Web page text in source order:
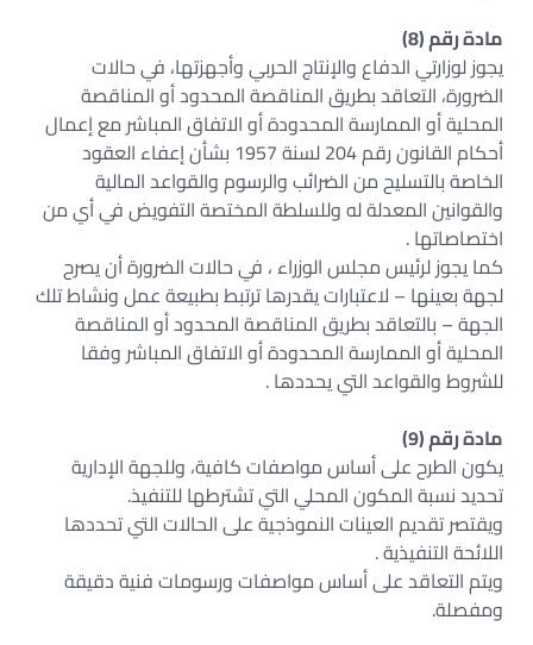
مادة رقم (8)
يجوز لوزارتي الدفاع والإنتاج الحربي وأجهزتها، في حالات
الضرورة، التعاقد بطريق المناقصة المحدود أو المناقصة
المحلية أو الممارسة المحدودة أو الاتفاق المباشر مع إعمال
أحكام القانون رقم 204 لسنة 1957 بشأن إعفاء العقود
الخاصة بالتسليح من الضرائب والرسوم والقواعد المالية
والقوانين المعدلة له وللسلطة المختصة التفويض في أي من
اختصاصاتها .
كما يجوز لرئيس مجلس الوزراء ، في حالات الضرورة أن يصرح
لجهة بعينها – لاعتبارات يقدرها ترتبط بطبيعة عمل ونشاط تلك
الجهة – بالتعاقد بطريق المناقصة المحدود أو المناقصة
المحلية أو الممارسة المحدودة أو الاتفاق المباشر وفقا
للشروط والقواعد التي يحددها .
مادة رقم (9)
يكون الطرح على أساس مواصفات كافية، وللجهة الإدارية
تحديد نسبة المكون المحلي التي تشترطها للتنفيذ.
ويقتصر تقديم العينات النموذجية على الحالات التي تحددها
اللائحة التنفيذية .
ويتم التعاقد على أساس مواصفات ورسومات فنية دقيقة
ومفصلة.